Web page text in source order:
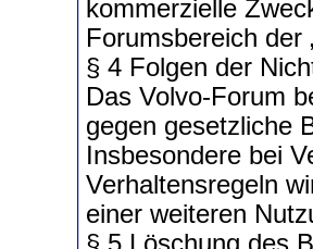
kommerzielle
Forumsbereich der
§ 4 Folgen der
Das Volvo-Forum
gegen gesetzliche
Insbesondere bei
Verhaltensregeln
einer weiteren
§ 5 Löschung des